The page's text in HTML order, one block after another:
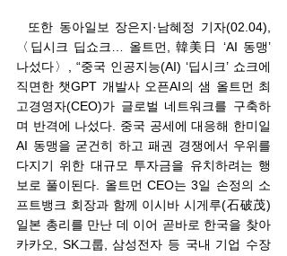
또한 동아일보 장은지·남혜정 기자(02.04),
〈딥시크 딥쇼크… 올트먼, 韓美日 ‘AI 동맹’
나섰다〉, “중국 인공지능(AI) ‘딥시크’ 쇼크에
직면한 챗GPT 개발사 오픈AI의 샘 올트먼 최
고경영자(CEO)가 글로벌 네트워크를 구축하
며 반격에 나섰다. 중국 공세에 대응해 한미일
AI 동맹을 굳건히 하고 패권 경쟁에서 우위를
다지기 위한 대규모 투자금을 유치하려는 행
보로 풀이된다. 올트먼 CEO는 3일 손정의 소
프트뱅크 회장과 함께 이시바 시게루(石破茂)
일본 총리를 만난 데 이어 곧바로 한국을 찾아
카카오, SK그룹, 삼성전자 등 국내 기업 수장